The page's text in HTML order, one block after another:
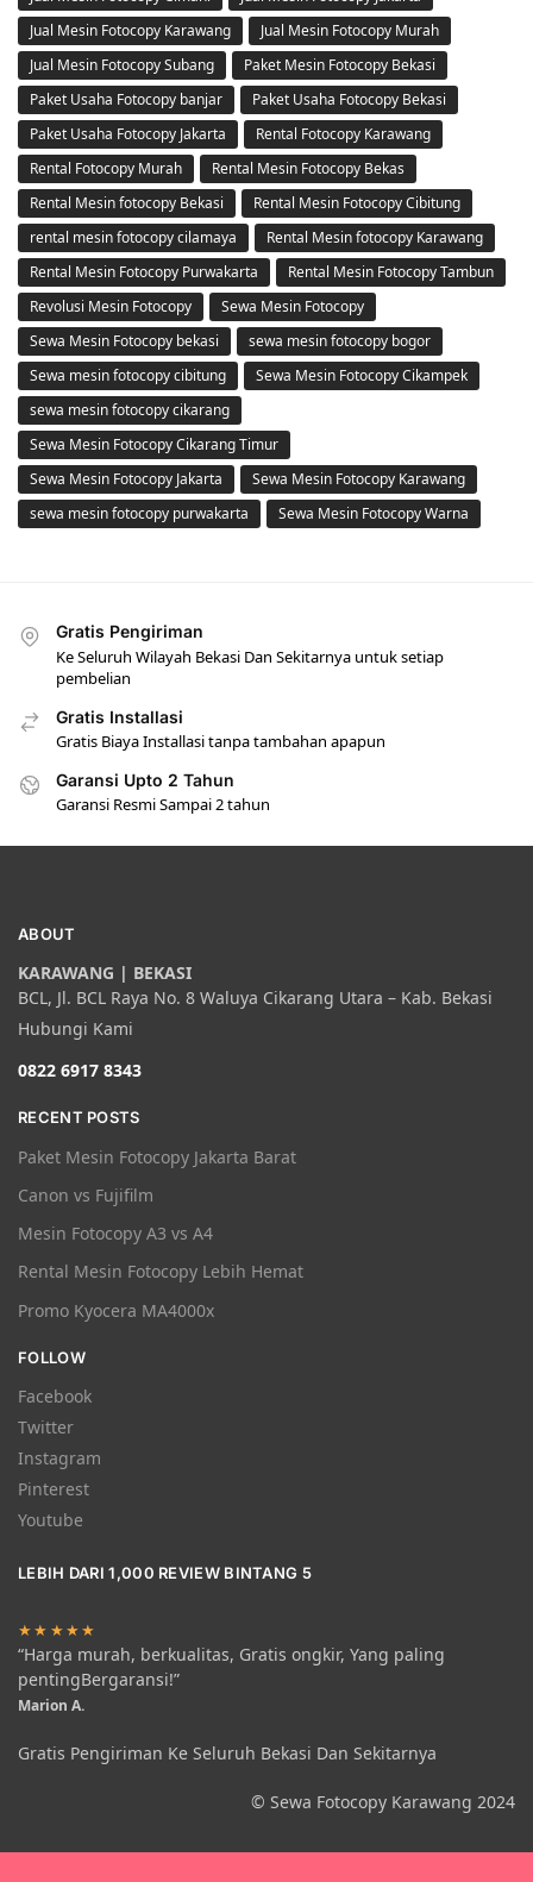
Jual Mesin Fotocopy Karawang
Jual Mesin Fotocopy Murah
Jual Mesin Fotocopy Subang
Paket Mesin Fotocopy Bekasi
Paket Usaha Fotocopy banjar
Paket Usaha Fotocopy Bekasi
Paket Usaha Fotocopy Jakarta
Rental Fotocopy Karawang
Rental Fotocopy Murah
Rental Mesin Fotocopy Bekas
Rental Mesin fotocopy Bekasi
Rental Mesin Fotocopy Cibitung
rental mesin fotocopy cilamaya
Rental Mesin fotocopy Karawang
Rental Mesin Fotocopy Purwakarta
Rental Mesin Fotocopy Tambun
Revolusi Mesin Fotocopy
Sewa Mesin Fotocopy
Sewa Mesin Fotocopy bekasi
sewa mesin fotocopy bogor
Sewa mesin fotocopy cibitung
Sewa Mesin Fotocopy Cikampek
sewa mesin fotocopy cikarang
Sewa Mesin Fotocopy Cikarang Timur
Sewa Mesin Fotocopy Jakarta
Sewa Mesin Fotocopy Karawang
sewa mesin fotocopy purwakarta
Sewa Mesin Fotocopy Warna
Gratis Pengiriman
Ke Seluruh Wilayah Bekasi Dan Sekitarnya untuk setiap
pembelian
Gratis Installasi
Gratis Biaya Installasi tanpa tambahan apapun
Garansi Upto 2 Tahun
Garansi Resmi Sampai 2 tahun
ABOUT
KARAWANG | BEKASI
BCL, Jl. BCL Raya No. 8 Waluya Cikarang Utara – Kab. Bekasi
Hubungi Kami
0822 6917 8343
RECENT POSTS
Paket Mesin Fotocopy Jakarta Barat
Canon vs Fujifilm
Mesin Fotocopy A3 vs A4
Rental Mesin Fotocopy Lebih Hemat
Promo Kyocera MA4000x
FOLLOW
Facebook
Twitter
Instagram
Pinterest
Youtube
LEBIH DARI 1,000 REVIEW BINTANG 5
★★★★★
“Harga murah, berkualitas, Gratis ongkir, Yang paling
pentingBergaransi!”
Marion A.
Gratis Pengiriman Ke Seluruh Bekasi Dan Sekitarnya
© Sewa Fotocopy Karawang 2024